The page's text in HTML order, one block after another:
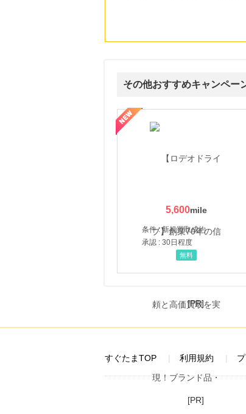
その他おすすめキャンペー
5,600
条件 : 新規買取成約
承認 : 30日程度
無料
くをテーマにした商品で女性の美を応援しています
【ITトレンドMoney】相談プロモーシ
[PR]
すぐたまTOP 利用規約
[PR]